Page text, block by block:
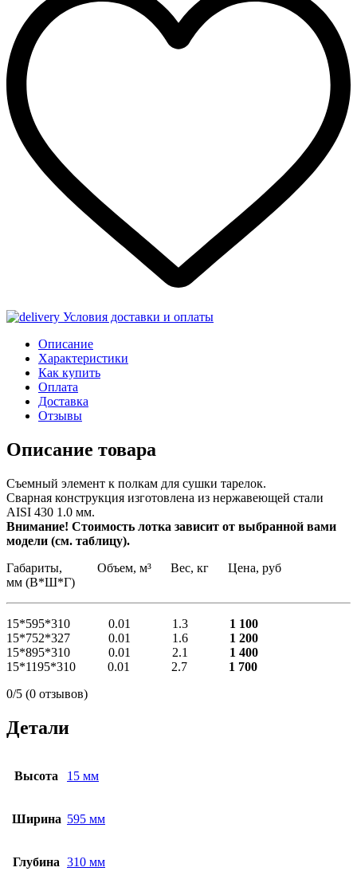
Условия доставки и оплаты
Описание
Характеристики
Как купить
Оплата
Доставка
Отзывы
Описание товара
Съемный элемент к полкам для сушки тарелок.
Сварная конструкция изготовлена из нержавеющей стали
AISI 430 1.0 мм.
Внимание! Стоимость лотка зависит от выбранной вами
модели (см. таблицу).
Габариты, Объем, м³ Вес, кг Цена, руб
мм (В*Ш*Г)
15*595*310 0.01 1.3 1 100
15*752*327 0.01 1.6 1 200
15*895*310 0.01 2.1 1 400
15*1195*310 0.01 2.7 1 700
0/5 (0 отзывов)
Детали
Высота 15 мм
Ширина 595 мм
Глубина 310 мм